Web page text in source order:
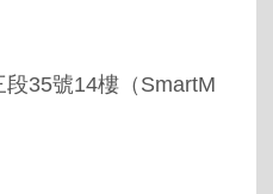
段35號14樓（ SmartM